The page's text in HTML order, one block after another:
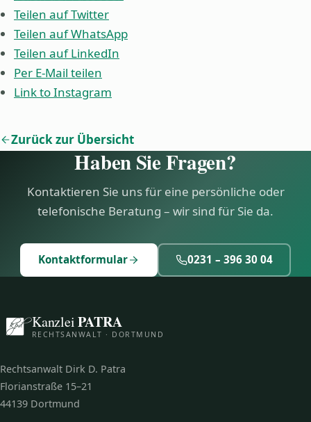
Teilen auf Twitter
Teilen auf WhatsApp
Teilen auf LinkedIn
Per E-Mail teilen
Link to Instagram
Zurück zur Übersicht
Haben Sie Fragen?
Kontaktieren Sie uns für eine persönliche oder
telefonische Beratung – wir sind für Sie da.
Kontaktformular 0231 – 396 30 04
KanzleiPATRA
RECHTSANWALT · DORTMUND
Rechtsanwalt Dirk D. Patra
Florianstraße 15–21
44139 Dortmund